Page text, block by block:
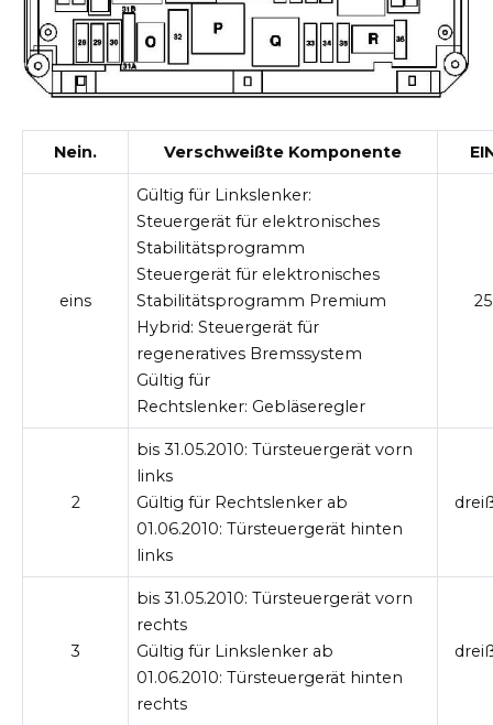
Nein. Verschweißte Komponente
eins
Gültig für Linkslenker:
Steuergerät für elektronisches
Stabilitätsprogramm
Steuergerät für elektronisches
Stabilitätsprogramm Premium
Hybrid: Steuergerät für
regeneratives Bremssystem
Gültig für
Rechtslenker: Gebläseregler
25
2
bis 31.05.2010: Türsteuergerät vorn
links
Gültig für Rechtslenker ab
01.06.2010: Türsteuergerät hinten
links
3
bis 31.05.2010: Türsteuergerät vorn
rechts
Gültig für Linkslenker ab
01.06.2010: Türsteuergerät hinten
rechts